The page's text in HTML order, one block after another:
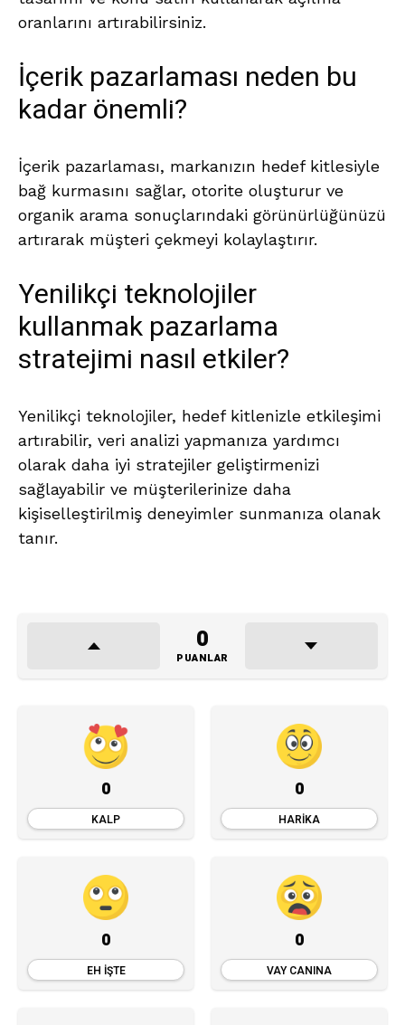
oranlarını artırabilirsiniz.
İçerik pazarlaması neden bu
kadar önemli?
İçerik pazarlaması, markanızın hedef kitlesiyle
bağ kurmasını sağlar, otorite oluşturur ve
organik arama sonuçlarındaki görünürlüğünüzü
artırarak müşteri çekmeyi kolaylaştırır.
Yenilikçi teknolojiler
kullanmak pazarlama
stratejimi nasıl etkiler?
Yenilikçi teknolojiler, hedef kitlenizle etkileşimi
artırabilir, veri analizi yapmanıza yardımcı
olarak daha iyi stratejiler geliştirmenizi
sağlayabilir ve müşterilerinize daha
kişiselleştirilmiş deneyimler sunmanıza olanak
tanır.
0
PUANLAR
0
KALP
0
HARIKA
0
EH İŞTE
0
VAY CANINA